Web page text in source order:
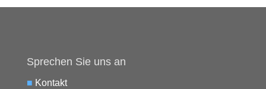
Sprechen Sie uns an
■ Kontakt